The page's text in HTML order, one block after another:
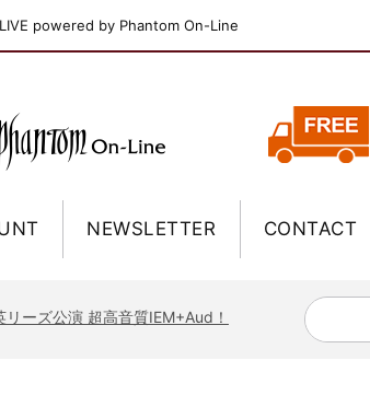
LIVE powered by Phantom On-Line
NEWSLETTER CONTACT
ド州 2公演 SBD 完全収録！
ーズ公演 超高音質IEM+Aud！